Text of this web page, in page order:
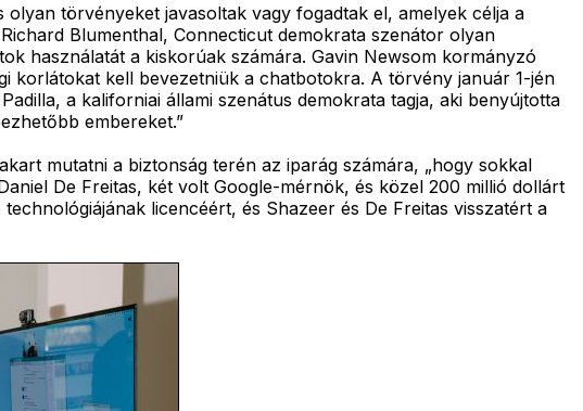
törvényeket javasoltak vagy fogadtak el, amelyek célja a
Blumenthal, Connecticut demokrata szenátor olyan
használatát a kiskorúak számára. Gavin Newsom kormányzó
korlátokat kell bevezetniük a chatbotokra. A törvény január 1-jén
a kaliforniai állami szenátus demokrata tagja, aki benyújtotta
embereket.”
mutatni a biztonság terén az iparág számára, „hogy sokkal
De Freitas, két volt Google-mérnök, és közel 200 millió dollárt
licencéért, és Shazeer és De Freitas visszatért a